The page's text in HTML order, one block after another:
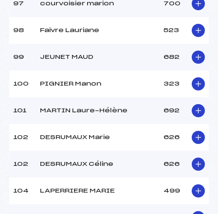
97 courvoisier marion 700
98 Faivre Lauriane 523
99 JEUNET MAUD 682
100 PIGNIER Manon 323
101 MARTIN Laure-Hélène 692
102 DESRUMAUX Marie 626
102 DESRUMAUX Céline 626
104 LAPERRIERE MARIE 499